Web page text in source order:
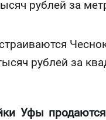
рублей за
рублей за
Уфы продаются